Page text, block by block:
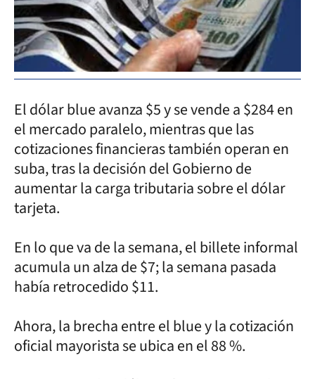
El dólar blue avanza $5 y se vende a $284 en
el mercado paralelo, mientras que las
cotizaciones financieras también operan en
suba, tras la decisión del Gobierno de
aumentar la carga tributaria sobre el dólar
tarjeta.
En lo que va de la semana, el billete informal
acumula un alza de $7; la semana pasada
había retrocedido $11.
Ahora, la brecha entre el blue y la cotización
oficial mayorista se ubica en el 88 %.